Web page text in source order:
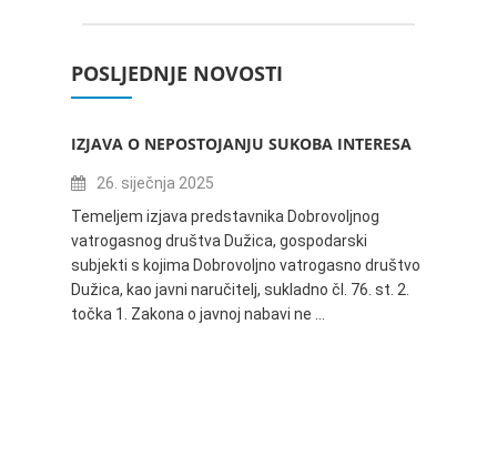
POSLJEDNJE NOVOSTI
IZJAVA O NEPOSTOJANJU SUKOBA INTERESA
26. siječnja 2025
Temeljem izjava predstavnika Dobrovoljnog
vatrogasnog društva Dužica, gospodarski
subjekti s kojima Dobrovoljno vatrogasno društvo
Dužica, kao javni naručitelj, sukladno čl. 76. st. 2.
točka 1. Zakona o javnoj nabavi ne …